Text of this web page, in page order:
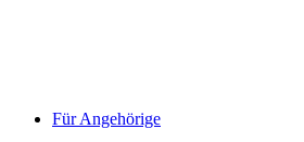
Für Angehörige